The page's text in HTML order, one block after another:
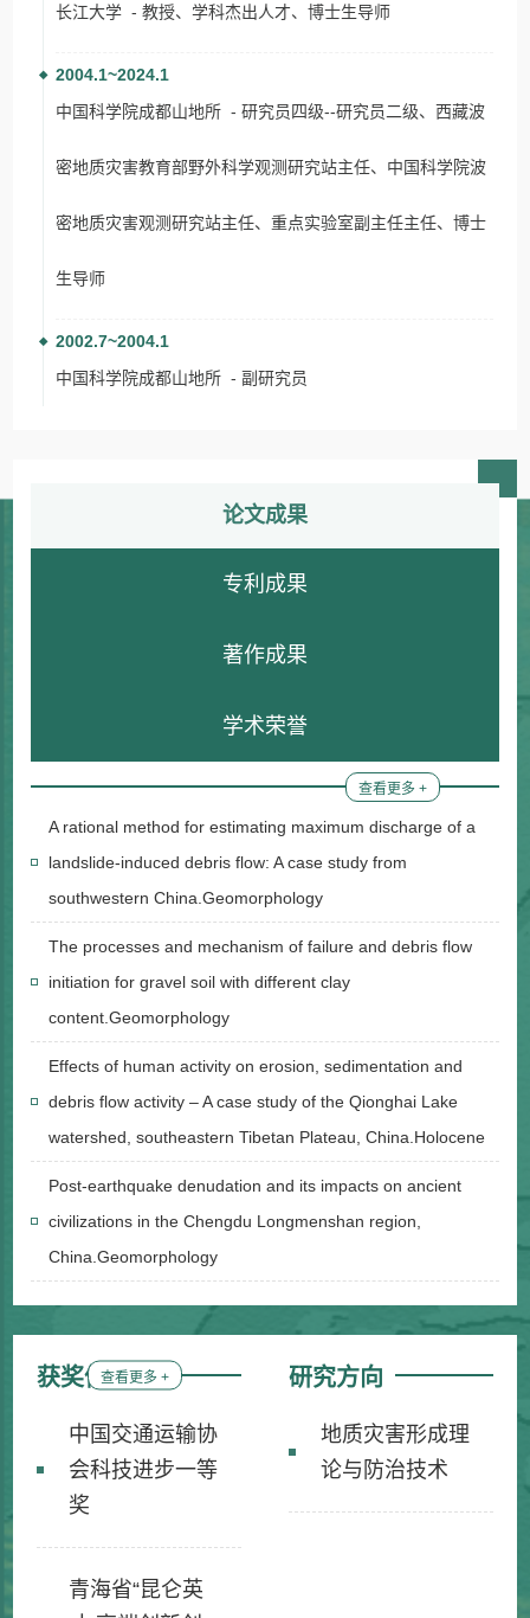
长江大学 - 教授、学科杰出人才、博士生导师
2004.1~2024.1
中国科学院成都山地所 - 研究员四级--研究员二级、西藏波
密地质灾害教育部野外科学观测研究站主任、中国科学院波
密地质灾害观测研究站主任、重点实验室副主任主任、博士
生导师
2002.7~2004.1
中国科学院成都山地所 - 副研究员
论文成果
专利成果
著作成果
学术荣誉
查看更多 +
A rational method for estimating maximum discharge of a
landslide-induced debris flow: A case study from
southwestern China.Geomorphology
The processes and mechanism of failure and debris flow
initiation for gravel soil with different clay
content.Geomorphology
Effects of human activity on erosion, sedimentation and
debris flow activity – A case study of the Qionghai Lake
watershed, southeastern Tibetan Plateau, China.Holocene
Post-earthquake denudation and its impacts on ancient
civilizations in the Chengdu Longmenshan region,
China.Geomorphology
获奖信息查看更多 +
中国交通运输协
会科技进步一等
奖
青海省“昆仑英
研究方向
地质灾害形成理
论与防治技术